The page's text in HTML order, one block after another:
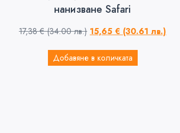
нанизване Safari
17,38€ (34.00 лв.) 15,65 € (30.61 лв.)
Добавяне в количката